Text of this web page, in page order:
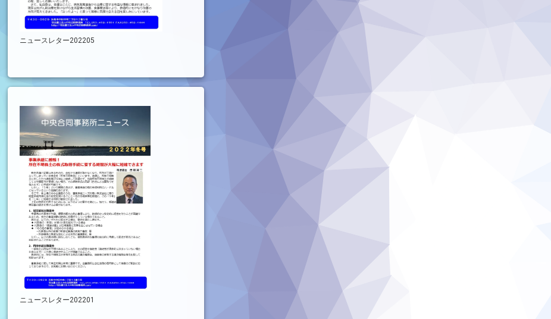
ニュースレター202205
ニュースレター202201